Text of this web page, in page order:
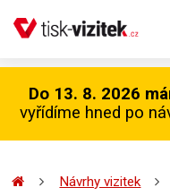
Do 13. 8. 2026
vyřídíme hned po
Návrhy vizitek